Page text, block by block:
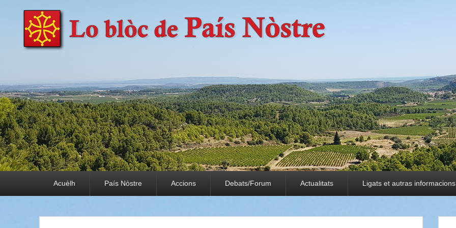
País Nòstre
Paratge e Convivència
Acuèlh País Nòstre Accions Debats/Forum Actualitats Ligats et autras informacions